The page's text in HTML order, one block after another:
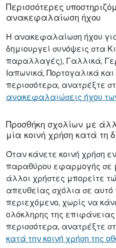
Περισσότερες
ανακεφαλαίωση ήχου
Η ανακεφαλαίωση ήχου για
δημιουργεί συνόψεις στα
παραλλαγές), Γαλλικά,
Ιαπωνικά, Πορτογαλικά
περισσότερα, ανατρέξτε
ανακεφαλαιώσεις ήχου
Προσθήκη σχολίων με
μία κοινή χρήση κατά τη
Όταν κάνετε κοινή χρήση
παραθύρου εφαρμογής σε
άλλοι χρήστες μπορείτε
απευθείας σχόλια σε αυτό
περιεχόμενο, χωρίς να
ολόκληρης της
περισσότερα, ανατρέξτε
κατά την κοινή χρήση της